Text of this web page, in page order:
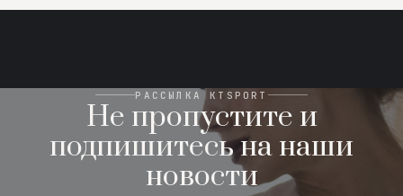
РАССЫЛКА KTSPORT
Не пропустите и
подпишитесь на наши
новости